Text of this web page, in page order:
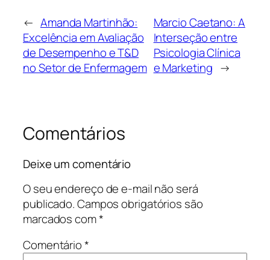
← Amanda Martinhão:
Excelência em Avaliação
de Desempenho e T&D
no Setor de Enfermagem
Marcio Caetano: A
Interseção entre
Psicologia Clínica
e Marketing →
Comentários
Deixe um comentário
O seu endereço de e-mail não será
publicado.Campos obrigatórios são
marcados com*
Comentário*